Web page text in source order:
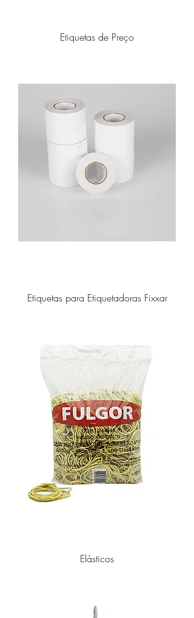
Etiquetas de Preço
Etiquetas para Etiquetadoras Fixxar
Elásticos